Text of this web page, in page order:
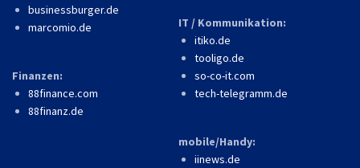
businessburger.de
marcomio.de
Finanzen:
88finance.com
88finanz.de
IT / Kommunikation:
itiko.de
tooligo.de
so-co-it.com
tech-telegramm.de
mobile/Handy:
iinews.de